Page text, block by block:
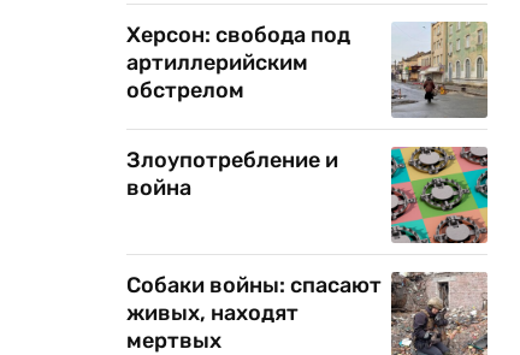
Херсон: свобода под
артиллерийским
обстрелом
Злоупотребление и
война
Собаки войны: спасают
живых, находят
мертвых